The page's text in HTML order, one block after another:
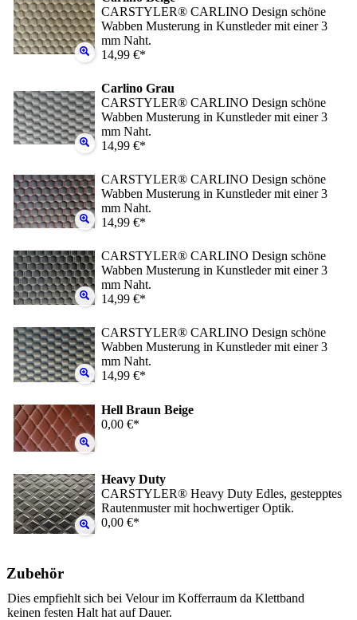
CARSTYLER® CARLINO Design schöne
Wabben Musterung in Kunstleder mit einer 3
mm Naht.
14,99 €*
Carlino Grau
CARSTYLER® CARLINO Design schöne
Wabben Musterung in Kunstleder mit einer 3
mm Naht.
14,99 €*
CARSTYLER® CARLINO Design schöne
Wabben Musterung in Kunstleder mit einer 3
mm Naht.
14,99 €*
CARSTYLER® CARLINO Design schöne
Wabben Musterung in Kunstleder mit einer 3
mm Naht.
14,99 €*
CARSTYLER® CARLINO Design schöne
Wabben Musterung in Kunstleder mit einer 3
mm Naht.
14,99 €*
Hell Braun Beige
0,00 €*
Heavy Duty
CARSTYLER® Heavy Duty Edles, gestepptes
Rautenmuster mit hochwertiger Optik.
0,00 €*
Zubehör
Dies empfiehlt sich bei Velour im Kofferraum da Klettband
keinen festen Halt hat auf Dauer.